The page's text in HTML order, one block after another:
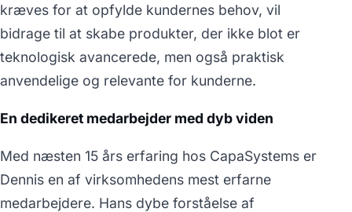
kræves for at opfylde kundernes behov, vil
bidrage til at skabe produkter, der ikke blot er
teknologisk avancerede, men også praktisk
anvendelige og relevante for kunderne.
En dedikeret medarbejder med dyb viden
Med næsten 15 års erfaring hos CapaSystems er
Dennis en af virksomhedens mest erfarne
medarbejdere. Hans dybe forståelse af